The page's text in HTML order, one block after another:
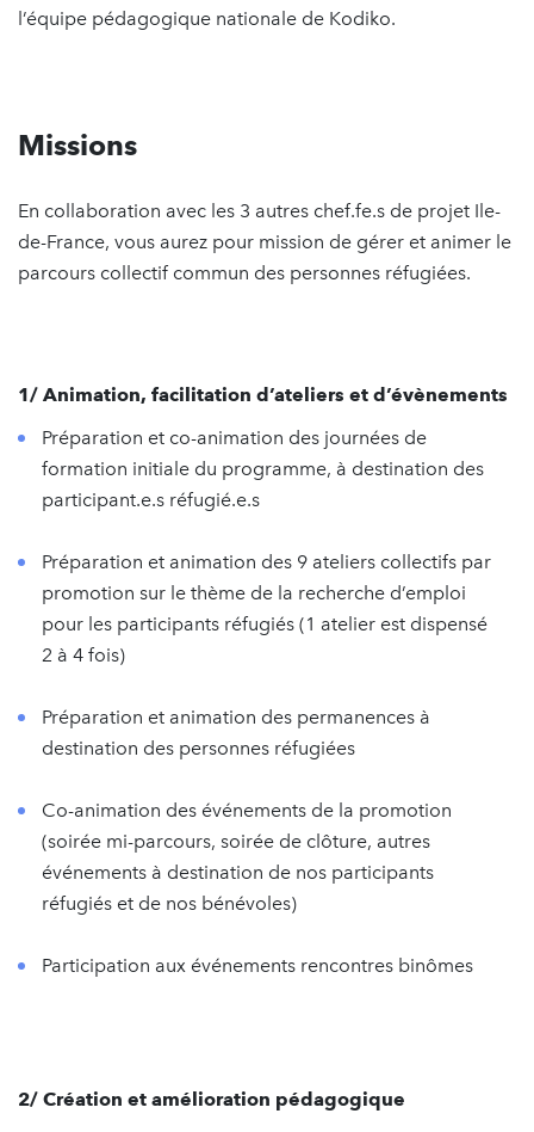
l’équipe pédagogique nationale de Kodiko.
Missions
En collaboration avec les 3 autres chef.fe.s de projet Ile-
de-France, vous aurez pour mission de gérer et animer le
parcours collectif commun des personnes réfugiées.
1/ Animation, facilitation d’ateliers et d’évènements
Préparation et co-animation des journées de
formation initiale du programme, à destination des
participant.e.s réfugié.e.s
Préparation et animation des 9 ateliers collectifs par
promotion sur le thème de la recherche d’emploi
pour les participants réfugiés (1 atelier est dispensé
2 à 4 fois)
Préparation et animation des permanences à
destination des personnes réfugiées
Co-animation des événements de la promotion
(soirée mi-parcours, soirée de clôture, autres
événements à destination de nos participants
réfugiés et de nos bénévoles)
Participation aux événements rencontres binômes
2/ Création et amélioration pédagogique